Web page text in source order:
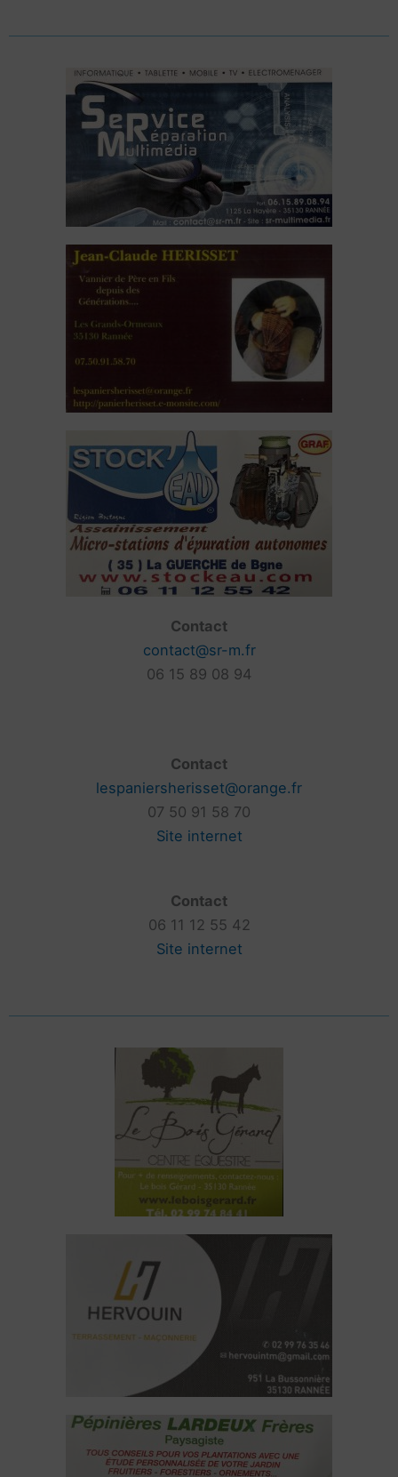
Contact
contact@sr-m.fr
06 15 89 08 94
Contact
lespaniersherisset@orange.fr
07 50 91 58 70
Site internet
Contact
06 11 12 55 42
Site internet